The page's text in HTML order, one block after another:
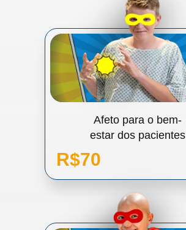
Afeto para o bem-
estar dos pacientes
R$70